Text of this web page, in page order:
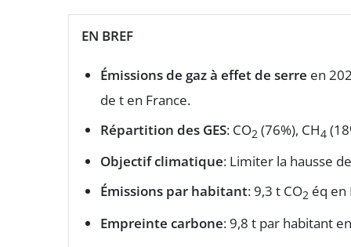
EN BREF
Émissions de gaz à effet de serre en
de t en France.
Répartition des GES: CO2 (76%), CH4
Objectif climatique: Limiter la hausse
Émissions par habitant: 9,3 t CO2 éq en
Empreinte carbone: 9,8 t par habitant